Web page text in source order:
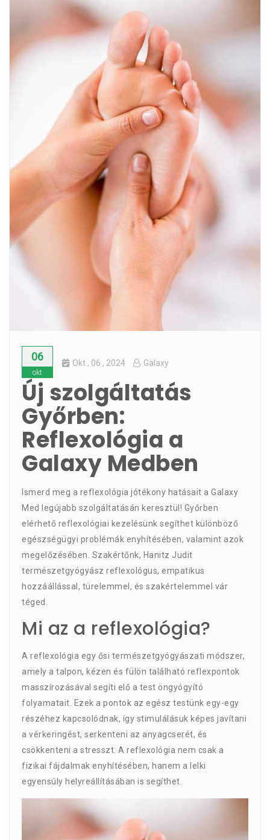
06
okt
Okt , 06 , 2024 Galaxy
Új szolgáltatás
Győrben:
Reflexológia a
Galaxy Medben
Ismerd meg a reflexológia jótékony hatásait a Galaxy
Med legújabb szolgáltatásán keresztül! Győrben
elérhető reflexológiai kezelésünk segíthet különböző
egészségügyi problémák enyhítésében, valamint azok
megelőzésében. Szakértőnk, Hanitz Judit
természetgyógyász reflexológus, empatikus
hozzáállással, türelemmel, és szakértelemmel vár
téged.
Mi az a reflexológia?
A reflexológia egy ősi természetgyógyászati módszer,
amely a talpon, kézen és fülön található reflexpontok
masszírozásával segíti elő a test öngyógyító
folyamatait. Ezek a pontok az egész testünk egy-egy
részéhez kapcsolódnak, így stimulálásuk képes javítani
a vérkeringést, serkenteni az anyagcserét, és
csökkenteni a stresszt. A reflexológia nem csak a
fizikai fájdalmak enyhítésében, hanem a lelki
egyensúly helyreállításában is segíthet.